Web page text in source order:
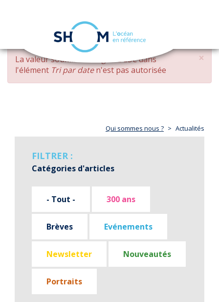
Aller
contenu
principal
navigation
×
MESSAGE
D'ERREUR
La valeur soumise changed DESCdans
l'élément Tri par daten'est pas autorisée
Qui sommes nous ? Actualités
FILTRER :
Catégories d'articles
- Tout - 300 ans
Brèves Evénements
Newsletter Nouveautés
Portraits